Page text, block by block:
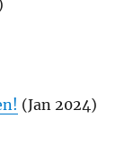
(Jan 2024)